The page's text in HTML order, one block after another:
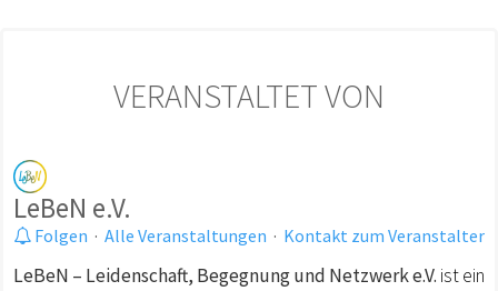
VERANSTALTET VON
LeBeN e.V.
Folgen · Alle Veranstaltungen · Kontakt zum Veranstalter
LeBeN – Leidenschaft, Begegnung und Netzwerk e.V. ist ein